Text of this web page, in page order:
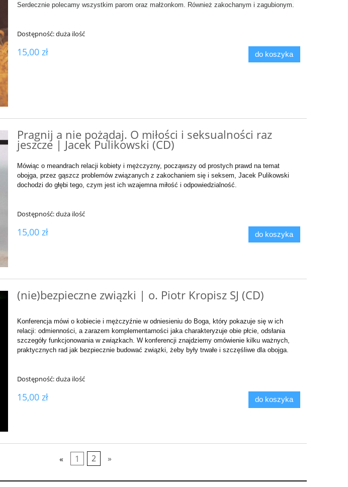
Serdecznie polecamy wszystkim parom oraz małżonkom. Również zakochanym i zagubionym.
Dostępność:duża ilość
15,00 zł do koszyka
Pragnij a nie pożądaj. O miłości i seksualności raz
jeszcze | Jacek Pulikowski (CD)
Mówiąc o meandrach relacji kobiety i mężczyzny, począwszy od prostych prawd na temat
obojga, przez gąszcz problemów związanych z zakochaniem się i seksem, Jacek Pulikowski
dochodzi do głębi tego, czym jest ich wzajemna miłość i odpowiedzialność.
Dostępność:duża ilość
15,00 zł do koszyka
(nie)bezpieczne związki | o. Piotr Kropisz SJ (CD)
Konferencja mówi o kobiecie i mężczyźnie w odniesieniu do Boga, który pokazuje się w ich
relacji: odmienności, a zarazem komplementarności jaka charakteryzuje obie płcie, odsłania
szczegóły funkcjonowania w związkach. W konferencji znajdziemy omówienie kilku ważnych,
praktycznych rad jak bezpiecznie budować związki, żeby były trwałe i szczęśliwe dla obojga.
Dostępność:duża ilość
15,00 zł do koszyka
« 1 2 »